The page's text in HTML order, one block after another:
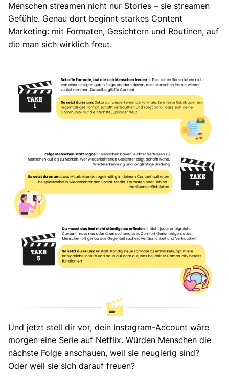
Menschen streamen nicht nur Stories – sie streamen
Gefühle. Genau dort beginnt starkes Content
Marketing: mit Formaten, Gesichtern und Routinen, auf
die man sich wirklich freut.
Und jetzt stell dir vor, dein Instagram-Account wäre
morgen eine Serie auf Netflix. Würden Menschen die
nächste Folge anschauen, weil sie neugierig sind?
Oder weil sie sich darauf freuen?